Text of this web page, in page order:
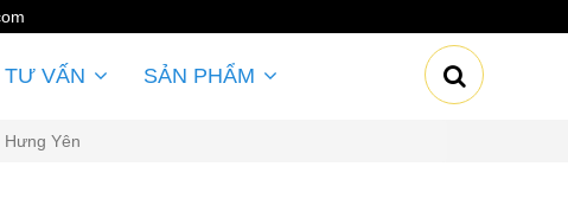
TƯ VẤN SẢN PHẨM
Hưng Yên